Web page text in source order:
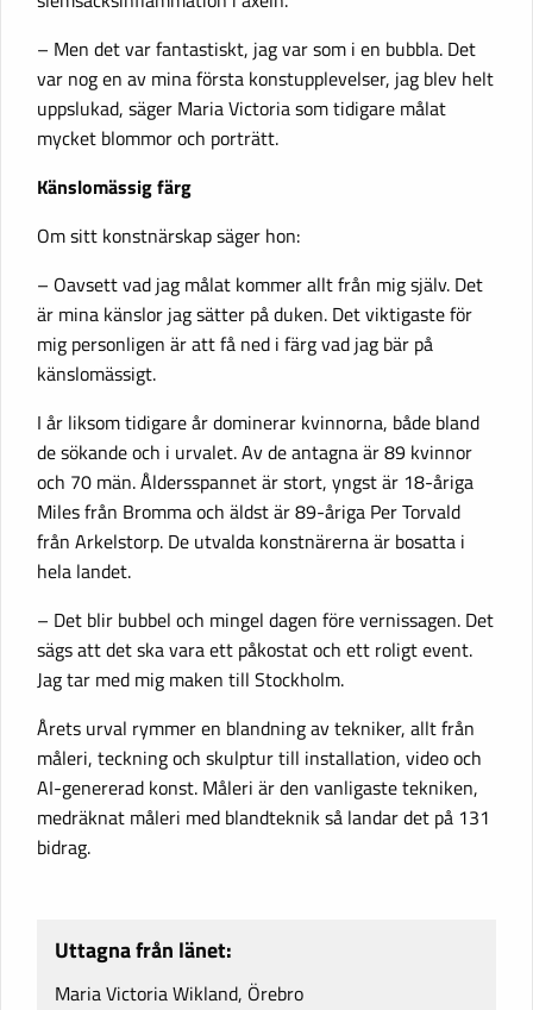
– Men det var fantastiskt, jag var som i en bubbla. Det
var nog en av mina första konstupplevelser, jag blev helt
uppslukad, säger Maria Victoria som tidigare målat
mycket blommor och porträtt.
Känslomässig färg
Om sitt konstnärskap säger hon:
– Oavsett vad jag målat kommer allt från mig själv. Det
är mina känslor jag sätter på duken. Det viktigaste för
mig personligen är att få ned i färg vad jag bär på
känslomässigt.
I år liksom tidigare år dominerar kvinnorna, både bland
de sökande och i urvalet. Av de antagna är 89 kvinnor
och 70 män. Åldersspannet är stort, yngst är 18-åriga
Miles från Bromma och äldst är 89-åriga Per Torvald
från Arkelstorp. De utvalda konstnärerna är bosatta i
hela landet.
– Det blir bubbel och mingel dagen före vernissagen. Det
sägs att det ska vara ett påkostat och ett roligt event.
Jag tar med mig maken till Stockholm.
Årets urval rymmer en blandning av tekniker, allt från
måleri, teckning och skulptur till installation, video och
AI-genererad konst. Måleri är den vanligaste tekniken,
medräknat måleri med blandteknik så landar det på 131
bidrag.
Uttagna från länet:
Maria Victoria Wikland, Örebro